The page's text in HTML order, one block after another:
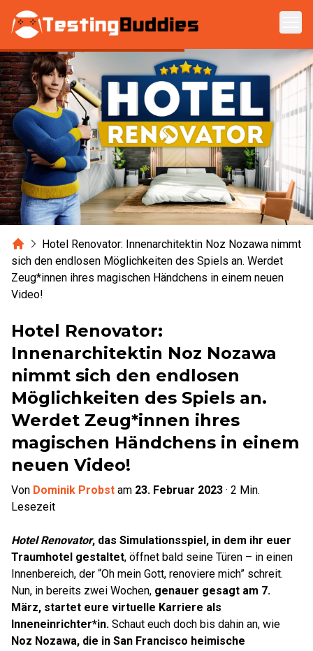
Zum Hauptinhalt springen
HomeHotel Renovator: Innenarchitektin Noz Nozawa nimmt
sich den endlosen Möglichkeiten des Spiels an. Werdet
Zeug*innen ihres magischen Händchens in einem neuen
Video!
Hotel Renovator:
Innenarchitektin Noz Nozawa
nimmt sich den endlosen
Möglichkeiten des Spiels an.
Werdet Zeug*innen ihres
magischen Händchens in einem
neuen Video!
Von Dominik Probst am 23. Februar 2023 · 2 Min.
Lesezeit
Hotel Renovator, das Simulationsspiel, in dem ihr euer
Traumhotel gestaltet, öffnet bald seine Türen – in einen
Innenbereich, der “Oh mein Gott, renoviere mich” schreit.
Nun, in bereits zwei Wochen, genauer gesagt am 7.
März, startet eure virtuelle Karriere als
Inneneinrichter*in. Schaut euch doch bis dahin an, wie
Noz Nozawa, die in San Francisco heimische